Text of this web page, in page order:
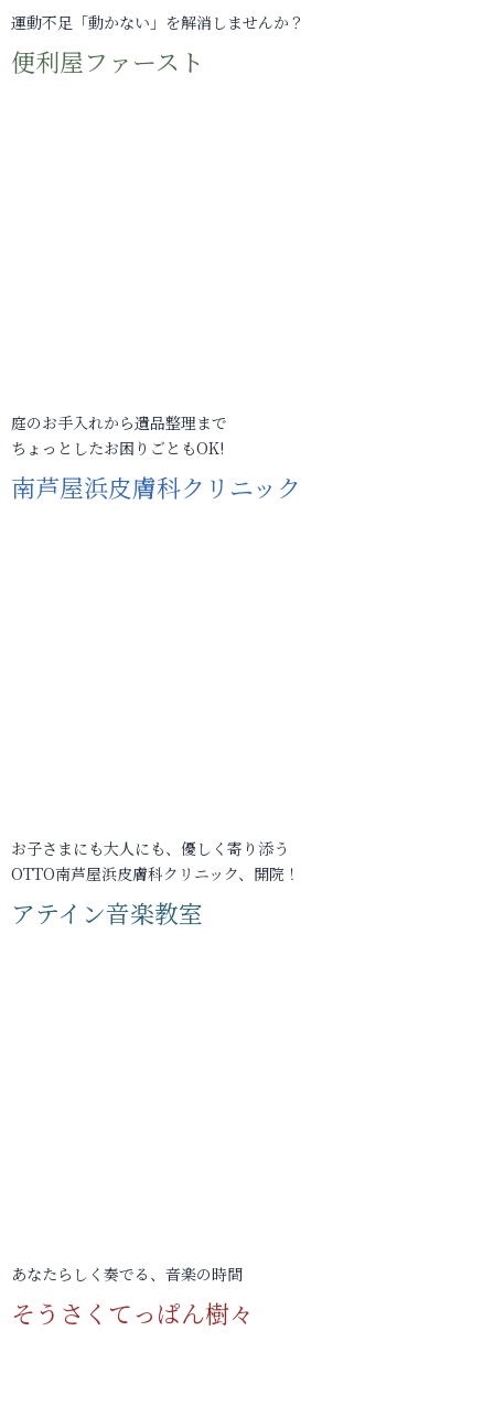
運動不足「動かない」を解消しませんか？
便利屋ファースト
庭のお手入れから遺品整理まで
ちょっとしたお困りごともOK!
南芦屋浜皮膚科クリニック
お子さまにも大人にも、優しく寄り添う
OTTO南芦屋浜皮膚科クリニック、開院！
アテイン音楽教室
あなたらしく奏でる、音楽の時間
そうさくてっぱん樹々